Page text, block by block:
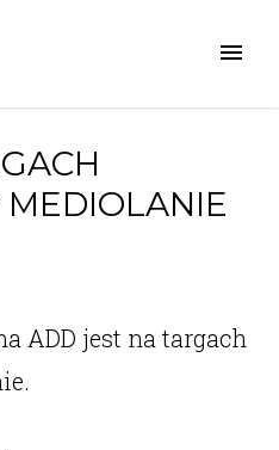
MEDIOLANIE
ADD jest na targach